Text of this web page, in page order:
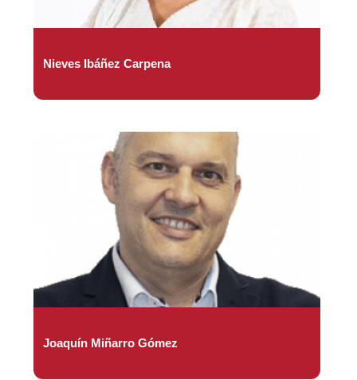
Nieves Ibáñez Carpena
Joaquín Miñarro Gómez